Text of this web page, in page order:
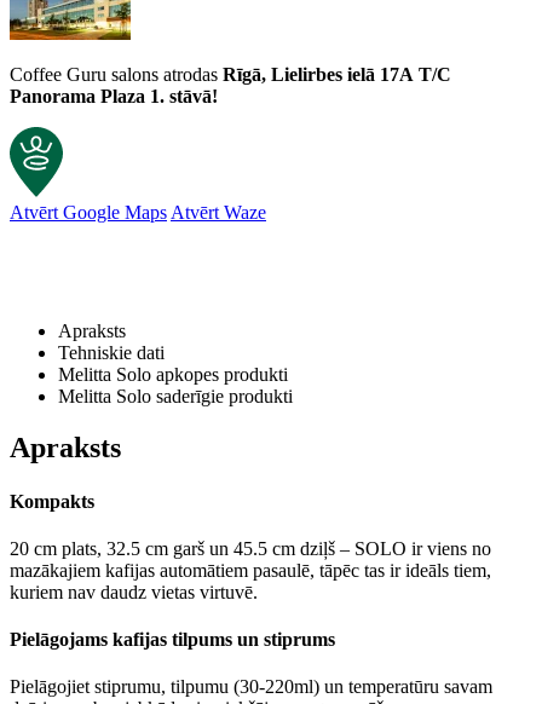
Coffee Guru salons atrodas Rīgā, Lielirbes ielā 17A T/C
Panorama Plaza 1. stāvā!
Atvērt Google MapsAtvērt Waze
Kafijas automāts Melitta E950-322 Solo Pure Black
Židruns
Rating: 5/5
Labs aparāts kafiju garšigu taisa apkalpošana laba parādīs
Mon Jan 27 2025 18:27:46 GMT+0000 (Coordinated Universal
Julija Alute
Labs Kafijas automāts!
Labs veikals!
Fri Dec 06 2024 04:04:45 GMT+0000 (Coordinated Universal Time)
Apraksts
Tehniskie dati
Melitta Solo apkopes produkti
Melitta Solo saderīgie produkti
Apraksts
Kompakts
20 cm plats, 32.5 cm garš un 45.5 cm dziļš – SOLO ir viens no
mazākajiem kafijas automātiem pasaulē, tāpēc tas ir ideāls tiem,
kuriem nav daudz vietas virtuvē.
Pielāgojams kafijas tilpums un stiprums
Pielāgojiet stiprumu, tilpumu (30-220ml) un temperatūru savam